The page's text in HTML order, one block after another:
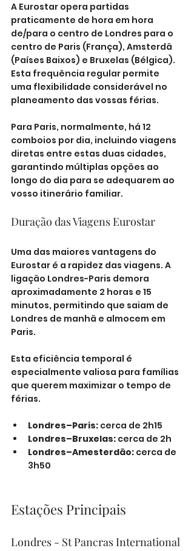
A Eurostar opera partidas
praticamente de hora em hora
de/para o centro de Londres para o
centro de Paris (França), Amsterdã
(Países Baixos) e Bruxelas (Bélgica).
Esta frequência regular permite
uma flexibilidade considerável no
planeamento das vossas férias.
Para Paris, normalmente, há 12
comboios por dia, incluindo viagens
diretas entre estas duas cidades,
garantindo múltiplas opções ao
longo do dia para se adequarem ao
vosso itinerário familiar.
Duração das Viagens Eurostar
Uma das maiores vantagens do
Eurostar é a rapidez das viagens. A
ligação Londres-Paris demora
aproximadamente 2 horas e 15
minutos, permitindo que saiam de
Londres de manhã e almocem em
Paris.
Esta eficiência temporal é
especialmente valiosa para famílias
que querem maximizar o tempo de
férias.
Londres–Paris: cerca de 2h15
Londres–Bruxelas: cerca de 2h
Londres–Amesterdão: cerca de
3h50
Estações Principais
Londres - St Pancras International